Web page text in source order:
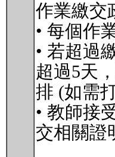
作業繳交
• 每個作
• 若超過
超過5天
排 (如需
• 教師接
交相關證